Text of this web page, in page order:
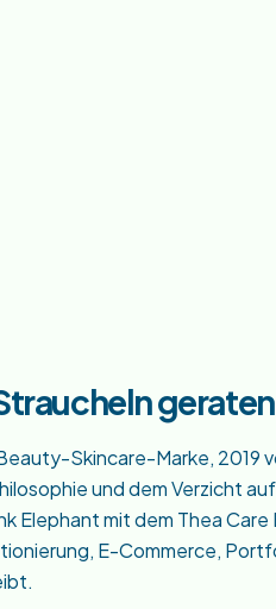
Skincare-Marke, 2019
und dem Verzicht
Elephant mit dem Thea
E-Commerce,